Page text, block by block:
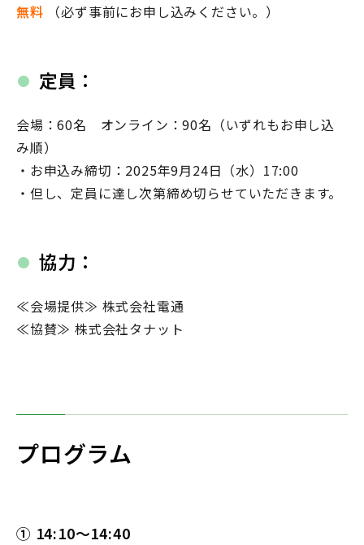
無料 （必ず事前にお申し込みください。）
定員：
会場：60名 オンライン：90名（いずれもお申し込
み順）
・お申込み締切：2025年9月24日（水）17:00
・但し、定員に達し次第締め切らせていただきます。
協力：
≪会場提供≫ 株式会社電通
≪協賛≫ 株式会社タナット
プログラム
① 14:10～14:40